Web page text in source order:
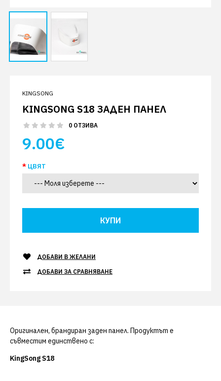
KINGSONG
KINGSONG S18 ЗАДЕН ПАНЕЛ
0 ОТЗИВА
9.00€
ЦВЯТ
ДОБАВИ В ЖЕЛАНИ
ДОБАВИ ЗА СРАВНЯВАНЕ
Оригинален, брандиран заден панел. Продуктът е
съвместим единствено с:
KingSong S18